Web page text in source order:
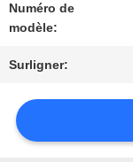
PRIVACY
POLICY
Numéro de
modèle:
Surligner: